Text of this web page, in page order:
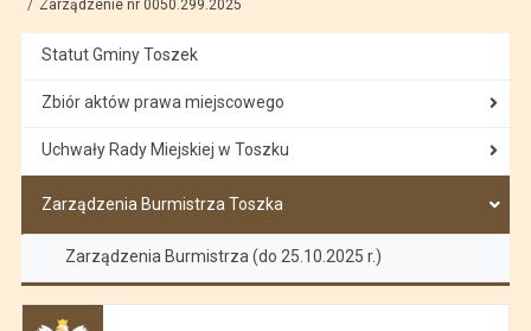
Zarządzenie nr 0050.299.2025
Statut Gminy Toszek
Zbiór aktów prawa miejscowego
Uchwały Rady Miejskiej w Toszku
Zarządzenia Burmistrza Toszka
Zarządzenia Burmistrza (do 25.10.2025 r.)